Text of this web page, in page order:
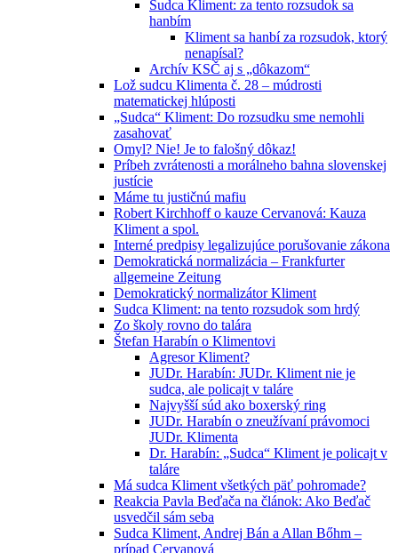
Sudca Kliment: za tento rozsudok sa
hanbím
Kliment sa hanbí za rozsudok, ktorý
nenapísal?
Archív KSČ aj s „dôkazom“
Lož sudcu Klimenta č. 28 – múdrosti
matematickej hlúposti
„Sudca“ Kliment: Do rozsudku sme nemohli
zasahovať
Omyl? Nie! Je to falošný dôkaz!
Príbeh zvrátenosti a morálneho bahna slovenskej
justície
Máme tu justičnú mafiu
Robert Kirchhoff o kauze Cervanová: Kauza
Kliment a spol.
Interné predpisy legalizujúce porušovanie zákona
Demokratická normalizácia – Frankfurter
allgemeine Zeitung
Demokratický normalizátor Kliment
Sudca Kliment: na tento rozsudok som hrdý
Zo školy rovno do talára
Štefan Harabín o Klimentovi
Agresor Kliment?
JUDr. Harabín: JUDr. Kliment nie je
sudca, ale policajt v taláre
Najvyšší súd ako boxerský ring
JUDr. Harabín o zneužívaní právomoci
JUDr. Klimenta
Dr. Harabín: „Sudca“ Kliment je policajt v
taláre
Má sudca Kliment všetkých päť pohromade?
Reakcia Pavla Beďača na článok: Ako Beďač
usvedčil sám seba
Sudca Kliment, Andrej Bán a Allan Bőhm –
prípad Cervanová